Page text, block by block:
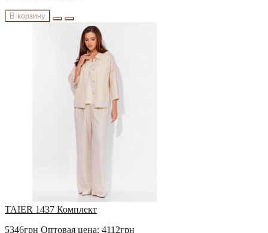
В корзину
TAIER 1437 Комплект
5346грн Оптовая цена: 4112грн